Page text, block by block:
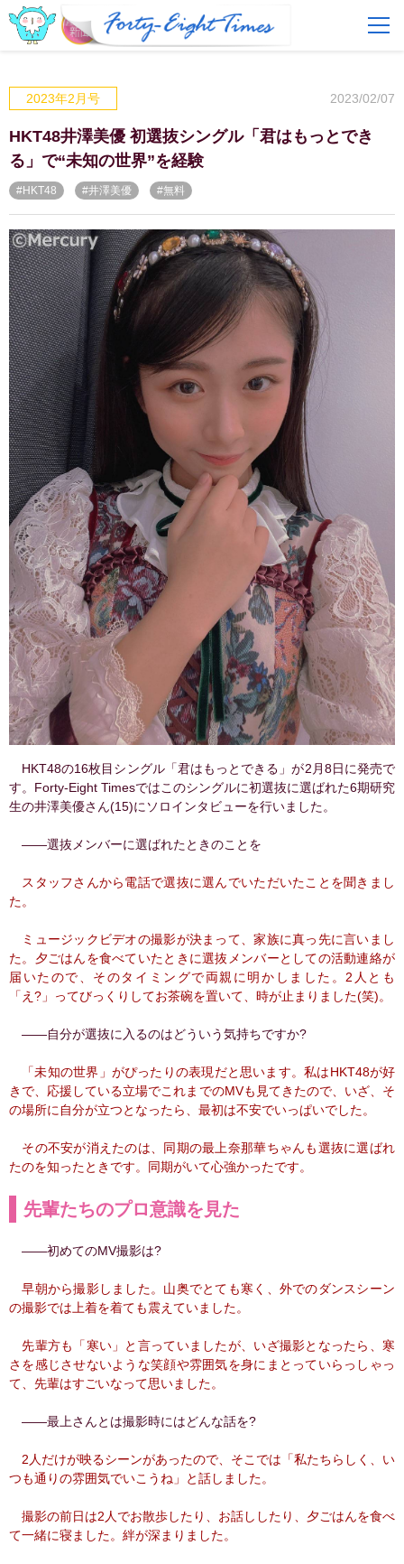
FAQ
ログイン 会員登録
2023年2月号 2023/02/07
HKT48井澤美優 初選抜シングル「君はもっとでき
る」で“未知の世界”を経験
#HKT48 #井澤美優 #無料
HKT48の16枚目シングル「君はもっとできる」が2月8日に発売で
す。Forty-Eight Timesではこのシングルに初選抜に選ばれた6期研究
生の井澤美優さん(15)にソロインタビューを行いました。
――選抜メンバーに選ばれたときのことを
スタッフさんから電話で選抜に選んでいただいたことを聞きまし
た。
ミュージックビデオの撮影が決まって、家族に真っ先に言いまし
た。夕ごはんを食べていたときに選抜メンバーとしての活動連絡が
届いたので、そのタイミングで両親に明かしました。2人とも
「え?」ってびっくりしてお茶碗を置いて、時が止まりました(笑)。
――自分が選抜に入るのはどういう気持ちですか?
「未知の世界」がぴったりの表現だと思います。私はHKT48が好
きで、応援している立場でこれまでのMVも見てきたので、いざ、そ
の場所に自分が立つとなったら、最初は不安でいっぱいでした。
その不安が消えたのは、同期の最上奈那華ちゃんも選抜に選ばれ
たのを知ったときです。同期がいて心強かったです。
先輩たちのプロ意識を見た
――初めてのMV撮影は?
早朝から撮影しました。山奥でとても寒く、外でのダンスシーン
の撮影では上着を着ても震えていました。
先輩方も「寒い」と言っていましたが、いざ撮影となったら、寒
さを感じさせないような笑顔や雰囲気を身にまとっていらっしゃっ
て、先輩はすごいなって思いました。
――最上さんとは撮影時にはどんな話を?
2人だけが映るシーンがあったので、そこでは「私たちらしく、い
つも通りの雰囲気でいこうね」と話しました。
撮影の前日は2人でお散歩したり、お話ししたり、夕ごはんを食べ
て一緒に寝ました。絆が深まりました。